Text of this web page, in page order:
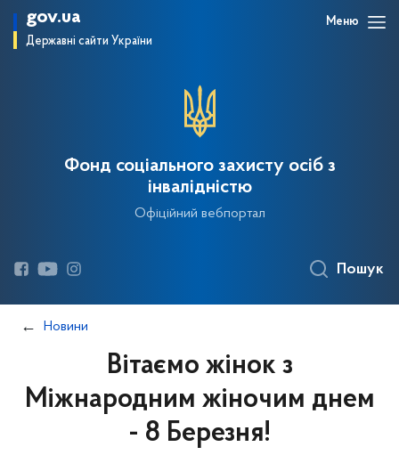
gov.ua
Державні сайти України
Меню
Фонд соціального захисту осіб з
інвалідністю
Офіційний вебпортал
Пошук
Новини
Вітаємо жінок з
Міжнародним жіночим днем
- 8 Березня!